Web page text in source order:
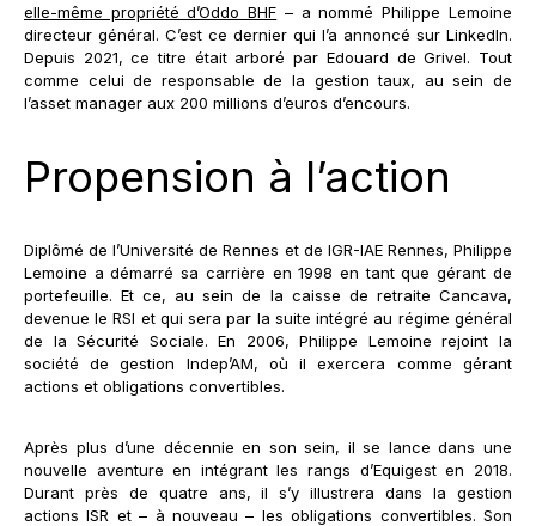
elle-même propriété d’Oddo BHF – a nommé Philippe Lemoine
directeur général. C’est ce dernier qui l’a annoncé sur LinkedIn.
Depuis 2021, ce titre était arboré par Edouard de Grivel. Tout
comme celui de responsable de la gestion taux, au sein de
l’asset manager aux 200 millions d’euros d’encours.
Propension à l’action
Diplômé de l’Université de Rennes et de IGR-IAE Rennes, Philippe
Lemoine a démarré sa carrière en 1998 en tant que gérant de
portefeuille. Et ce, au sein de la caisse de retraite Cancava,
devenue le RSI et qui sera par la suite intégré au régime général
de la Sécurité Sociale. En 2006, Philippe Lemoine rejoint la
société de gestion Indep’AM, où il exercera comme gérant
actions et obligations convertibles.
Après plus d’une décennie en son sein, il se lance dans une
nouvelle aventure en intégrant les rangs d’Equigest en 2018.
Durant près de quatre ans, il s’y illustrera dans la gestion
actions ISR et – à nouveau – les obligations convertibles. Son